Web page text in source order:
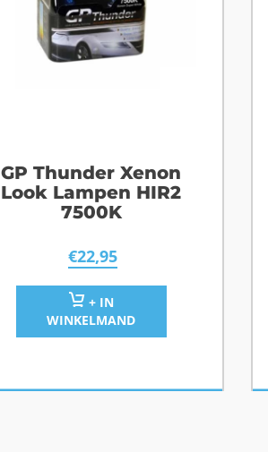
GP Thunder Xenon
Look Lampen HIR2
7500K
€22,95
+ IN
WINKELMAND